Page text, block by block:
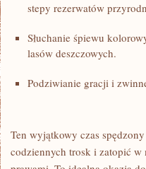
stepy rezerwatów
Słuchanie śpiewu
lasów deszczowych.
Podziwianie ‌gracji i
Ten wyjątkowy czas
‍codziennych ​trosk i zatopić